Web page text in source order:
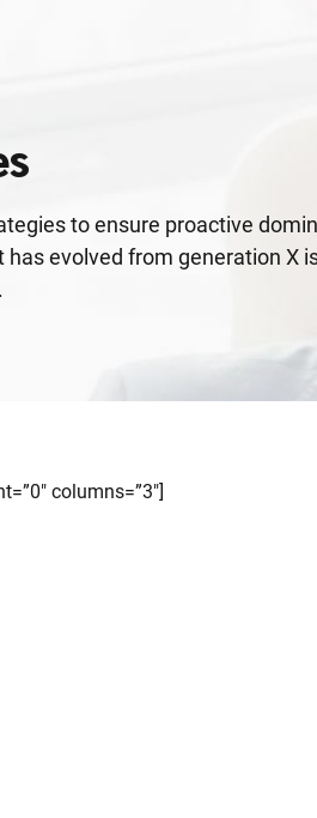
to ensure proactive
evolved from generation X
columns=”3″]